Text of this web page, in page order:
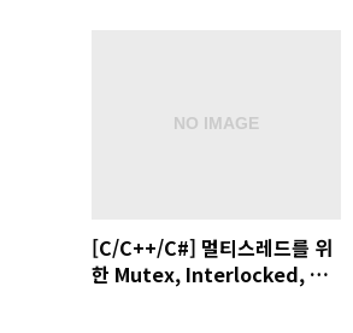
[C/C++/C#] 멀티스레드를 위
한 Mutex, Interlocked, 그